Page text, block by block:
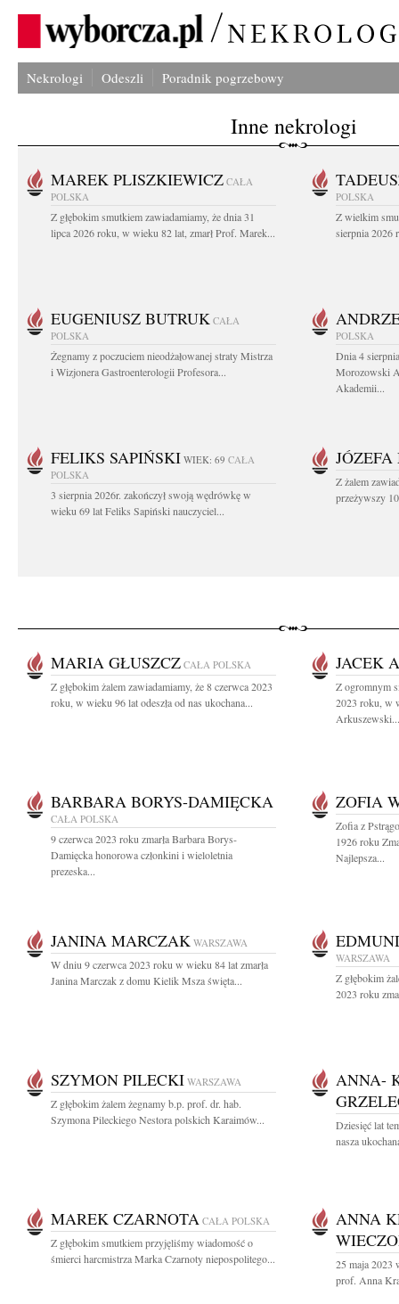
Nekrologi Odeszli Poradnik pogrzebowy
Inne nekrologi
MAREK PLISZKIEWICZ CAŁA
POLSKA
Z głębokim smutkiem zawiadamiamy, że dnia 31
lipca 2026 roku, w wieku 82 lat, zmarł Prof. Marek...
POLSKA
Z wielkim
sierpnia 2026
EUGENIUSZ BUTRUK CAŁA
POLSKA
Żegnamy z poczuciem nieodżałowanej straty Mistrza
i Wizjonera Gastroenterologii Profesora...
POLSKA
Dnia 4
Morozowski
Akademii...
FELIKS SAPIŃSKI WIEK: 69 CAŁA
POLSKA
3 sierpnia 2026r. zakończył swoją wędrówkę w
wieku 69 lat Feliks Sapiński nauczyciel...
Z żalem
przeżywszy
MARIA GŁUSZCZ CAŁA POLSKA
Z głębokim żalem zawiadamiamy, że 8 czerwca 2023
roku, w wieku 96 lat odeszła od nas ukochana...
JACEK
Z ogromnym
2023 roku, w
Arkuszewski...
BARBARA BORYS-DAMIĘCKA
CAŁA POLSKA
9 czerwca 2023 roku zmarła Barbara Borys-
Damięcka honorowa członkini i wieloletnia
prezeska...
ZOFIA
Zofia z
1926 roku
Najlepsza...
JANINA MARCZAK WARSZAWA
W dniu 9 czerwca 2023 roku w wieku 84 lat zmarła
Janina Marczak z domu Kielik Msza święta...
WARSZAWA
Z głębokim
2023 roku
SZYMON PILECKI WARSZAWA
Z głębokim żalem żegnamy b.p. prof. dr. hab.
Szymona Pileckiego Nestora polskich Karaimów...
ANNA-
Dziesięć lat
nasza
MAREK CZARNOTA CAŁA POLSKA
Z głębokim smutkiem przyjęliśmy wiadomość o
śmierci harcmistrza Marka Czarnoty niepospolitego...
ANNA
25 maja 2023
prof. Anna